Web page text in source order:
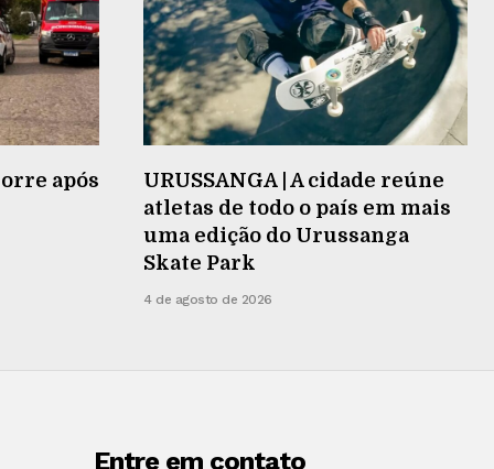
após
URUSSANGA | A cidade reúne
atletas de todo o país em mais
uma edição do Urussanga
Skate Park
4 de agosto de 2026
Entre em contato